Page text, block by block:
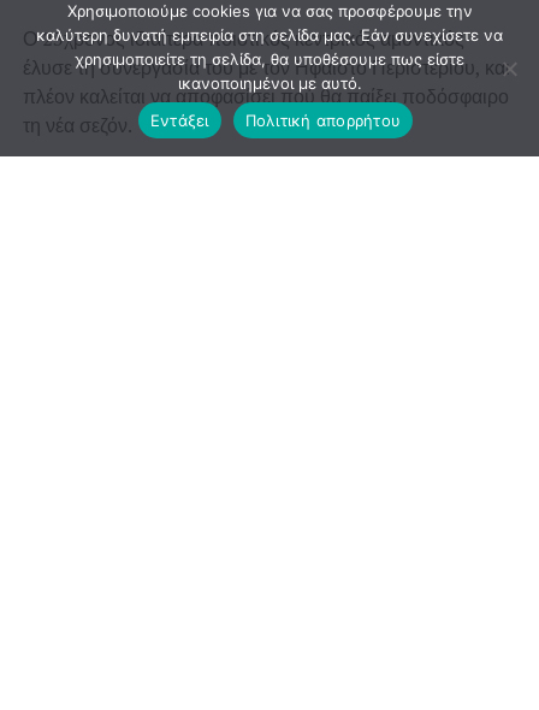
Ο 23χρονος ιδιαίτερα ποιοτικός κεντρικός αμυντικός
έλυσε τη συνεργασία του με τον Ηφαιστο Περιστερίου, και
πλέον καλείται να αποφασίσει πού θα παίξει ποδόσφαιρο
τη νέα σεζόν.
Χρησιμοποιούμε cookies για να σας προσφέρουμε την
καλύτερη δυνατή εμπειρία στη σελίδα μας. Εάν συνεχίσετε να
χρησιμοποιείτε τη σελίδα, θα υποθέσουμε πως είστε
ικανοποιημένοι με αυτό.
Εντάξει
Πολιτική απορρήτου